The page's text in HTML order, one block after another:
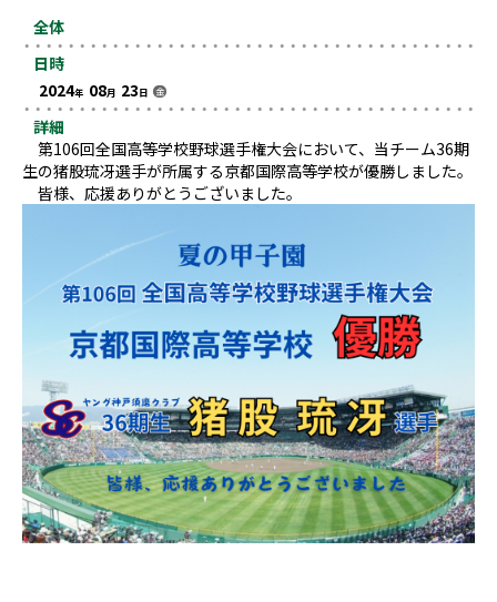
全体
日時
2024年 08月 23日 金
詳細
第106回全国高等学校野球選手権大会において、当チーム36期
生の猪股琉冴選手が所属する京都国際高等学校が優勝しました。
皆様、応援ありがとうございました。